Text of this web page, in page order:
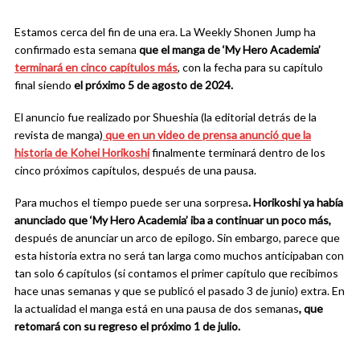
Estamos cerca del fin de una era.La Weekly Shonen Jump ha
confirmado esta semana que el manga de ‘My Hero Academia’
terminará en cinco capítulos más, con la fecha para su capítulo
final siendo el próximo 5 de agosto de 2024.
El anuncio fue realizado por Shueshia (la editorial detrás de la
revista de manga) que en un video de prensa anunció que la
historia de Kohei Horikoshifinalmente terminará dentro de los
cinco próximos capítulos, después de una pausa.
Para muchos el tiempo puede ser una sorpresa. Horikoshi ya había
anunciado que ‘My Hero Academia’ iba a continuar un poco más,
después de anunciar un arco de epilogo. Sin embargo, parece que
esta historia extra no será tan larga como muchos anticipaban con
tan solo 6 capítulos (si contamos el primer capítulo que recibimos
hace unas semanas y que se publicó el pasado 3 de junio) extra. En
la actualidad el manga está en una pausa de dos semanas, que
retomará con su regreso el próximo 1 de julio.